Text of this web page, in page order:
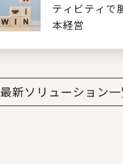
ティビティで
本経営
最新ソリューション